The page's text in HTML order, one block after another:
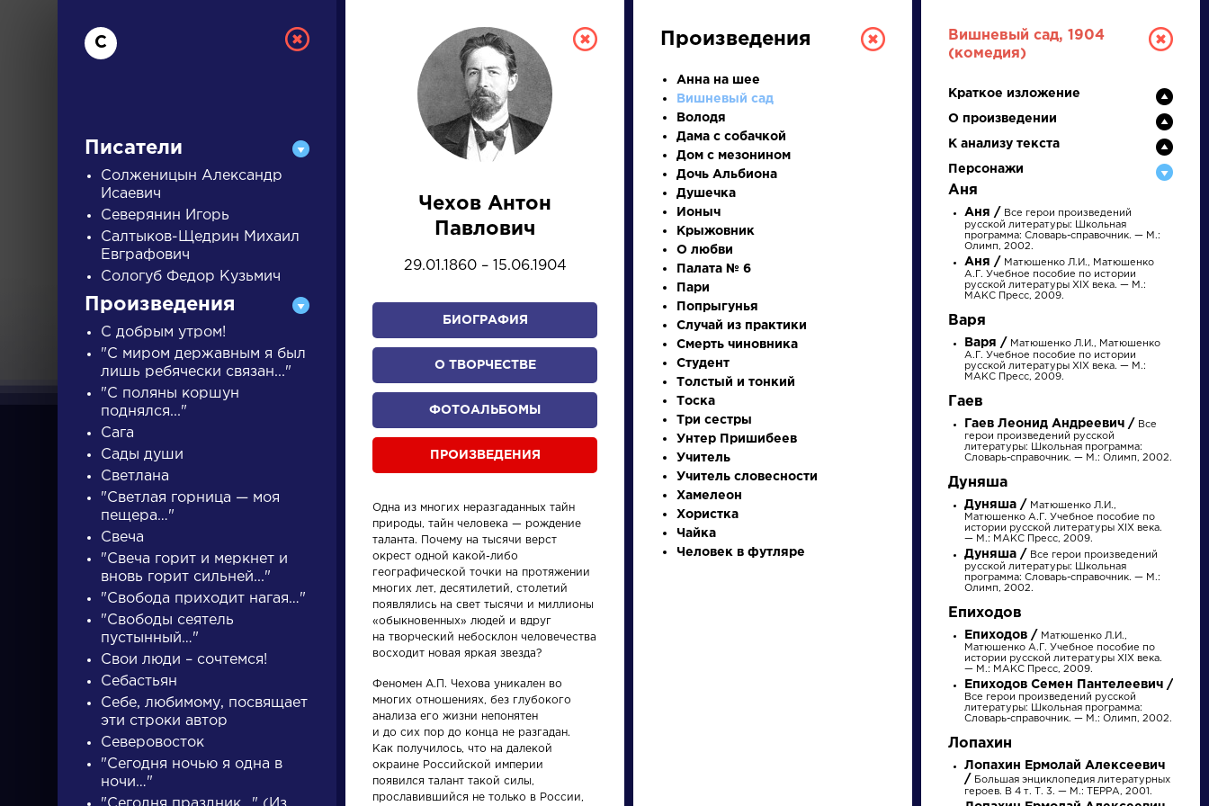
РУССКАЯ ЛИТЕРАТУРА
ДЛЯ ПРЕЗЕНТАЦИЙ, УРОКОВ И ЕГЭ
А Б В Г Д З Т У Ф Х Э Ю Я ...
писатели произведения
Писатели
Гончаров Иван
Александрович
Произведения Произведения
Вечернее
размышление
Писатели
Бунин Иван
Алексеевич
С
Писатели
Солженицын Александр
Исаевич
Северянин Игорь
Салтыков-Щедрин Михаил
Евграфович
Сологуб Федор Кузьмич
Произведения
С добрым утром!
"С миром державным я был
лишь ребячески связан..."
"С поляны коршун
поднялся..."
Сага
Сады души
Светлана
"Светлая горница — моя
пещера…"
Свеча
"Свеча горит и меркнет и
вновь горит сильней..."
"Свобода приходит нагая…"
"Свободы сеятель
пустынный…"
Свои люди – сочтемся!
Себастьян
Себе, любимому, посвящает
эти строки автор
Северовосток
"Сегодня ночью я одна в
ночи…"
Чехов Антон
Павлович
29.01.1860 – 15.06.1904
БИОГРАФИЯ
О ТВОРЧЕСТВЕ
ФОТОАЛЬБОМЫ
ПРОИЗВЕДЕНИЯ
Одна из многих неразгаданных тайн
природы, тайн человека — рождение
таланта. Почему на тысячи верст
окрест одной какой-либо
географической точки на протяжении
многих лет, десятилетий, столетий
появлялись на свет тысячи и миллионы
«обыкновенных» людей и вдруг
на творческий небосклон человечества
восходит новая яркая звезда?
Феномен А.П. Чехова уникален во
многих отношениях, без глубокого
анализа его жизни непонятен
и до сих пор до конца не разгадан.
Как получилось, что на далекой
окраине Российской империи
появился талант такой силы,
прославившийся не только в России,
Произведения
Анна на шее
Вишневый сад
Володя
Дама с собачкой
Дом с мезонином
Дочь Альбиона
Душечка
Ионыч
Крыжовник
О любви
Палата № 6
Пари
Попрыгунья
Случай из практики
Смерть чиновника
Студент
Толстый и тонкий
Тоска
Три сестры
Унтер Пришибеев
Учитель
Учитель словесности
Хамелеон
Хористка
Чайка
Человек в футляре
Вишневый сад, 1904
(комедия)
Краткое изложение
О произведении
К анализу текста
Персонажи
Аня
Аня / Все герои произведений
русской литературы: Школьная
программа: Словарь-справочник. — М.:
Олимп, 2002.
Аня / Матюшенко Л.И., Матюшенко
А.Г. Учебное пособие по истории
русской литературы XIX века. — М.:
МАКС Пресс, 2009.
Варя
Варя / Матюшенко Л.И., Матюшенко
А.Г. Учебное пособие по истории
русской литературы XIX века. — М.:
МАКС Пресс, 2009.
Гаев
Гаев Леонид Андреевич / Все
герои произведений русской
литературы: Школьная программа:
Словарь-справочник. — М.: Олимп, 2002.
Дуняша
Дуняша / Матюшенко Л.И.,
Матюшенко А.Г. Учебное пособие по
истории русской литературы XIX века.
— М.: МАКС Пресс, 2009.
Дуняша / Все герои произведений
русской литературы: Школьная
программа: Словарь-справочник. — М.:
Олимп, 2002.
Епиходов
Епиходов / Матюшенко Л.И.,
Матюшенко А.Г. Учебное пособие по
истории русской литературы XIX века.
— М.: МАКС Пресс, 2009.
Епиходов Семен Пантелеевич /
Все герои произведений русской
литературы: Школьная программа:
Словарь-справочник. — М.: Олимп, 2002.
Лопахин
Лопахин Ермолай Алексеевич
/ Большая энциклопедия литературных
героев. В 4 т. Т. 3. — М.: ТЕРРА, 2001.